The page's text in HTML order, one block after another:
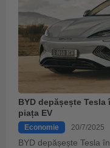
BYD depășește
piața EV
Economie 20/7/2025
BYD depășește Tesla